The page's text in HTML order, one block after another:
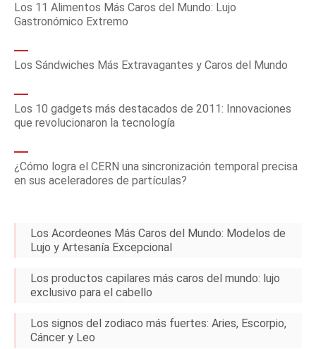
Los 11 Alimentos Más Caros del Mundo: Lujo
Gastronómico Extremo
Los Sándwiches Más Extravagantes y Caros del Mundo
Los 10 gadgets más destacados de 2011: Innovaciones
que revolucionaron la tecnología
¿Cómo logra el CERN una sincronización temporal precisa
en sus aceleradores de partículas?
Los Acordeones Más Caros del Mundo: Modelos de
Lujo y Artesanía Excepcional
Los productos capilares más caros del mundo: lujo
exclusivo para el cabello
Los signos del zodiaco más fuertes: Aries, Escorpio,
Cáncer y Leo